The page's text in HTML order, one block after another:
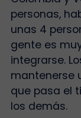
personas,
unas 4
gente es
integrarse.
mantenerse
que pasa el
los demás.